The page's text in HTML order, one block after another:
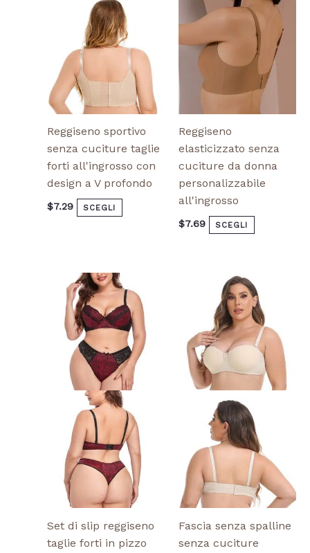
Reggiseno sportivo
senza cuciture taglie
forti all'ingrosso con
design a V profondo
$7.29 SCEGLI
possono
essere
scelte
nella
pagina
del
prodotto
Reggiseno
elasticizzato senza
cuciture da donna
personalizzabile
all'ingrosso
$7.69 SCEGLI
possono
essere
scelte
nella
pagina
del
prodotto
Set di slip reggiseno
taglie forti in pizzo
Questo
prodotto
ha
più
varianti.
Le
opzioni
possono
essere
scelte
nella
pagina
del
prodotto
Fascia senza spalline
senza cuciture
Questo
prodotto
ha
più
varianti.
opzioni
essere
scelte
nella
pagina
del
prodotto